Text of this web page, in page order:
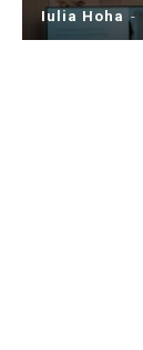
Iulia Hoha -